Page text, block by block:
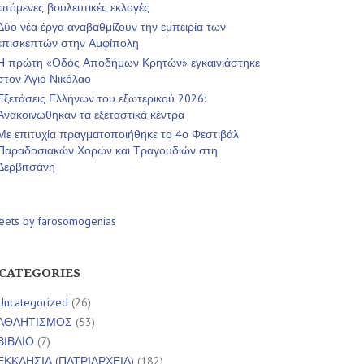
βουλευτικές εκλογές
νέα έργα αναβαθμίζουν την εμπειρία των
στην Αμφίπολη
πρώτη «Οδός Αποδήμων Κρητών» εγκαινιάστηκε
Άγιο Νικόλαο
Ελλήνων του εξωτερικού 2026:
τα εξεταστικά κέντρα
επιτυχία πραγματοποιήθηκε το 4ο Φεστιβάλ
Χορών και Τραγουδιών στη
by farosomogenias
(26)
(53)
(7)
(ΠΑΤΡΙΑΡΧΕΙΑ) (182)